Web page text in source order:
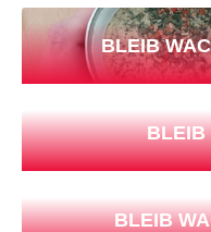
BLEIB
BLEIB
BLEIB